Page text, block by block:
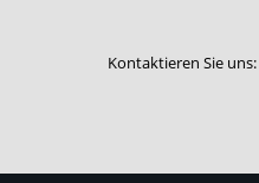
Kontaktieren Sie uns: